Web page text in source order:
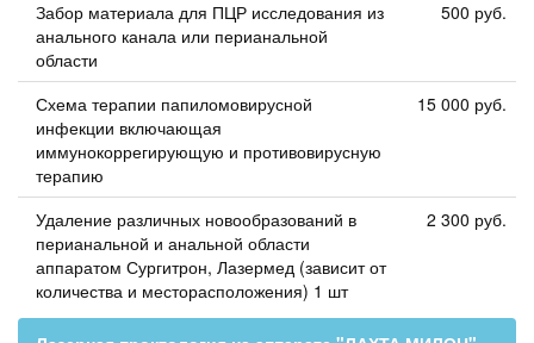
Забор материала для ПЦР исследования из
анального канала или перианальной
области
500 руб.
Схема терапии папиломовирусной
инфекции включающая
иммунокоррегирующую и противовирусную
терапию
15 000 руб.
Удаление различных новообразований в
перианальной и анальной области
аппаратом Сургитрон, Лазермед (зависит от
количества и месторасположения) 1 шт
2 300 руб.